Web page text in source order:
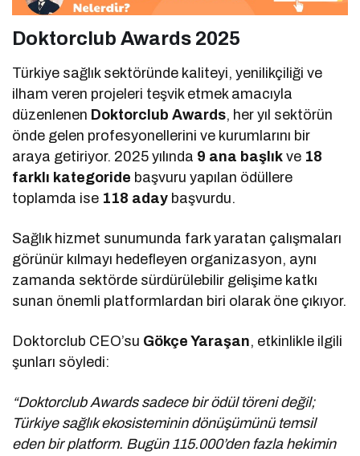
Doktorclub Awards 2025
Türkiye sağlık sektöründe kaliteyi, yenilikçiliği ve
ilham veren projeleri teşvik etmek amacıyla
düzenlenen Doktorclub Awards, her yıl sektörün
önde gelen profesyonellerini ve kurumlarını bir
araya getiriyor. 2025 yılında 9 ana başlık ve 18
farklı kategoride başvuru yapılan ödüllere
toplamda ise 118 aday başvurdu.
Sağlık hizmet sunumunda fark yaratan çalışmaları
görünür kılmayı hedefleyen organizasyon, aynı
zamanda sektörde sürdürülebilir gelişime katkı
sunan önemli platformlardan biri olarak öne çıkıyor.
Doktorclub CEO’su Gökçe Yaraşan, etkinlikle ilgili
şunları söyledi:
“Doktorclub Awards sadece bir ödül töreni değil;
Türkiye sağlık ekosisteminin dönüşümünü temsil
eden bir platform. Bugün 115.000’den fazla hekimin